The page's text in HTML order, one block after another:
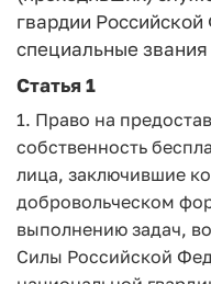
гвардии
специальные
Статья 1
1. Право на
собственность
лица, заключившие
добровольческом
выполнению задач,
Силы Российской